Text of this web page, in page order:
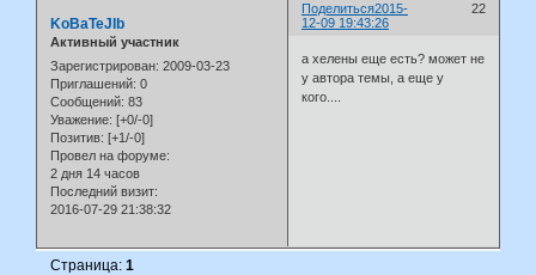
Поделиться 22
2015-
12-09 19:43:26
KoBaTeJIb
Активный участник
Зарегистрирован: 2009-03-23
Приглашений: 0
Сообщений: 83
Уважение: [+0/-0]
Позитив: [+1/-0]
Провел на форуме:
2 дня 14 часов
Последний визит:
2016-07-29 21:38:32
а хелены еще есть? может не
у автора темы, а еще у
кого....
Страница:1